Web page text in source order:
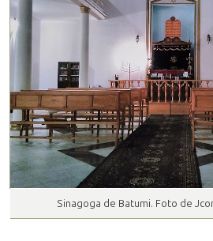
Sinagoga de Batumi. Foto de